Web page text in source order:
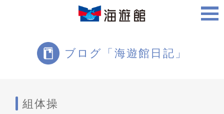
ブログ「海遊館日記」
組体操